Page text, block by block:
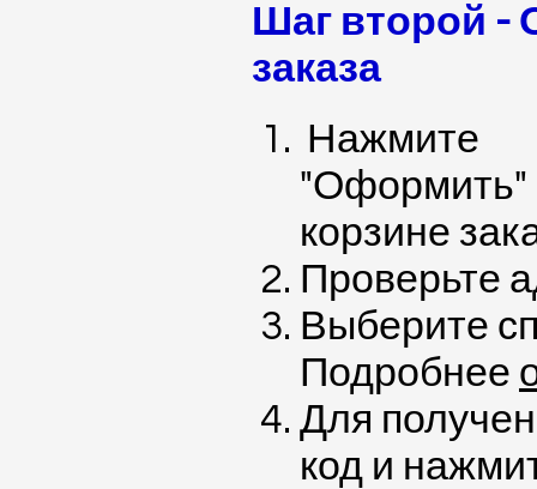
Шаг второй
заказа
Нажмите
"Оформить"
корзине
Проверьте
Выберите
Подробнее
Для
код и